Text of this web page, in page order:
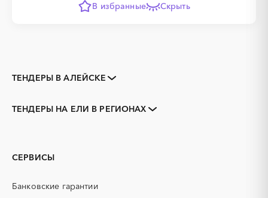
В избранные Скрыть
ТЕНДЕРЫ В АЛЕЙСКЕ
Тендеры заводов
1С
PR
ТЕНДЕРЫ НА ЕЛИ В РЕГИОНАХ
Новоалтайск
СЕРВИСЫ
Банковские гарантии